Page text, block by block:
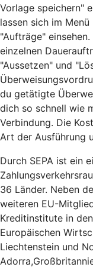
Vorlage speichern"
lassen sich im
"Aufträge"
einzelnen
"Aussetzen" und
du getätigte
dich so schnell wie
Verbindung. Die
Art der Ausführung
Durch SEPA ist ein
36 Länder. Neben
weiteren EU-
Kreditinstitute in
Europäischen
Liechtenstein und